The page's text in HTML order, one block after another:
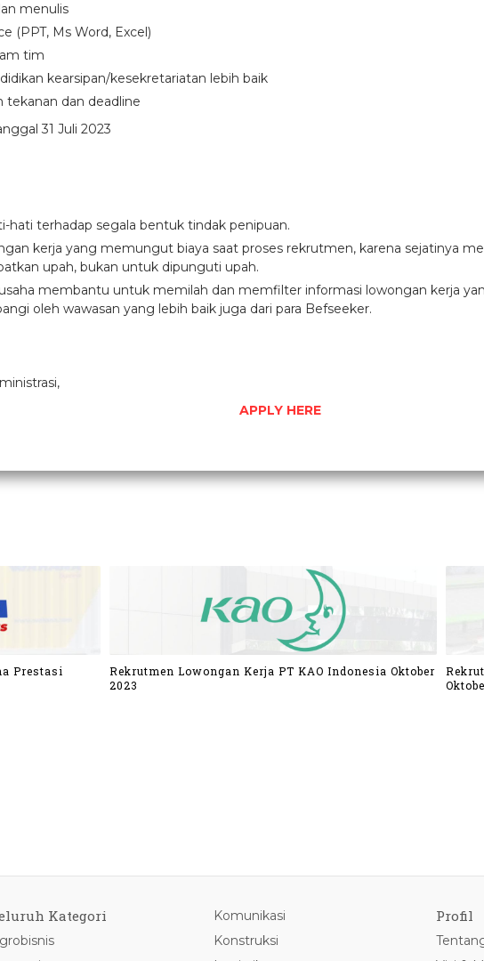
menulis
(PPT, Ms Word, Excel)
tim
kearsipan/kesekretariatan lebih baik
tekanan dan deadline
31 Juli 2023
hati terhadap segala bentuk tindak penipuan.
kerja yang memungut biaya saat proses rekrutmen, karena sejatinya
upah, bukan untuk dipunguti upah.
membantu untuk memilah dan memfilter informasi lowongan kerja
oleh wawasan yang lebih baik juga dari para Befseeker.
APPLY HERE
Prestasi
Rekrutmen Lowongan Kerja PT KAO Indonesia Oktober
2023
Kategori
Komunikasi
Konstruksi
Profil